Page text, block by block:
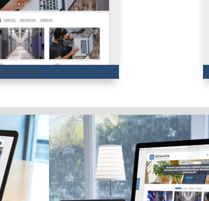
Home Page